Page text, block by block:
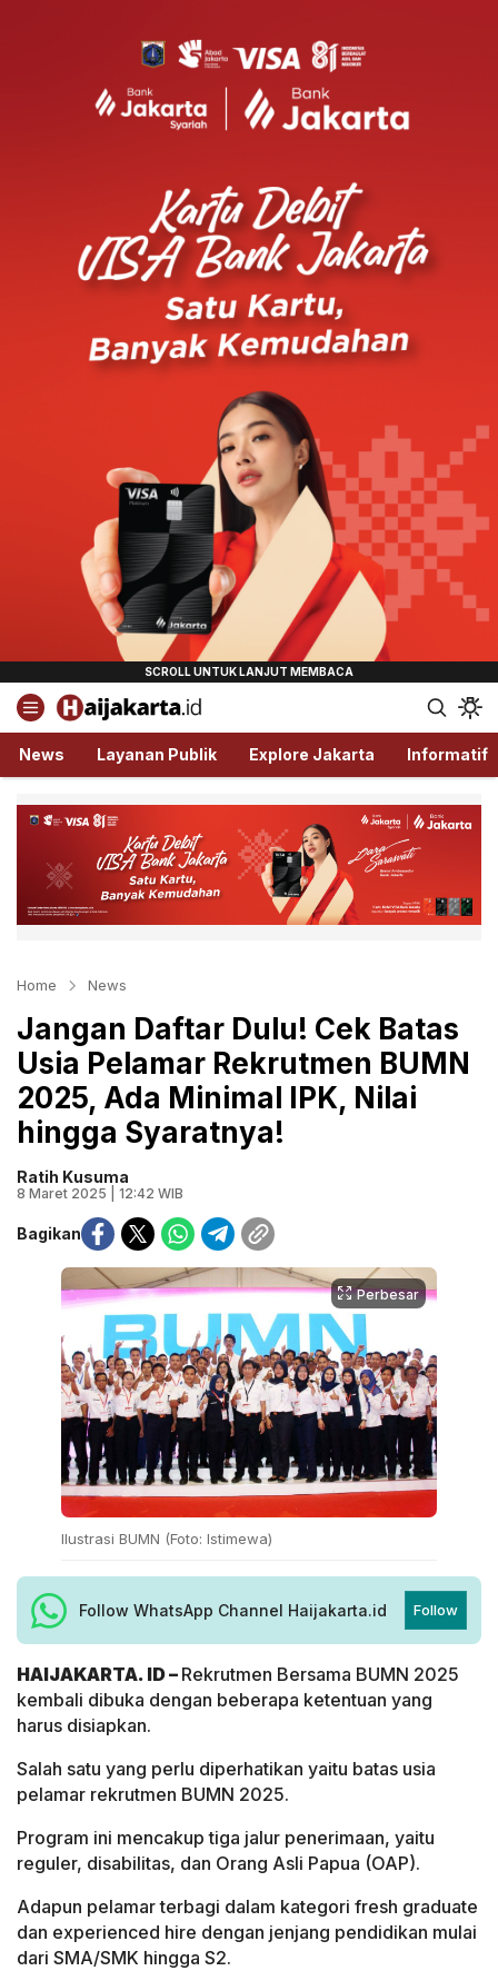
Haijakarta.id
Semua Tentang Jakarta Ada Disini!
News Layanan Publik Explore Jakarta Informatif
Home News
Jangan Daftar Dulu! Cek Batas
Usia Pelamar Rekrutmen BUMN
2025, Ada Minimal IPK, Nilai
hingga Syaratnya!
Ratih Kusuma
8 Maret 2025 | 12:42 WIB
Bagikan
Perbesar
Ilustrasi BUMN (Foto: Istimewa)
Follow WhatsApp Channel Haijakarta.id Follow
HAIJAKARTA. ID – Rekrutmen Bersama BUMN 2025
kembali dibuka dengan beberapa ketentuan yang
harus disiapkan.
Salah satu yang perlu diperhatikan yaitu batas usia
pelamar rekrutmen BUMN 2025.
Program ini mencakup tiga jalur penerimaan, yaitu
reguler, disabilitas, dan Orang Asli Papua (OAP).
Adapun pelamar terbagi dalam kategori fresh graduate
dan experienced hire dengan jenjang pendidikan mulai
dari SMA/SMK hingga S2.